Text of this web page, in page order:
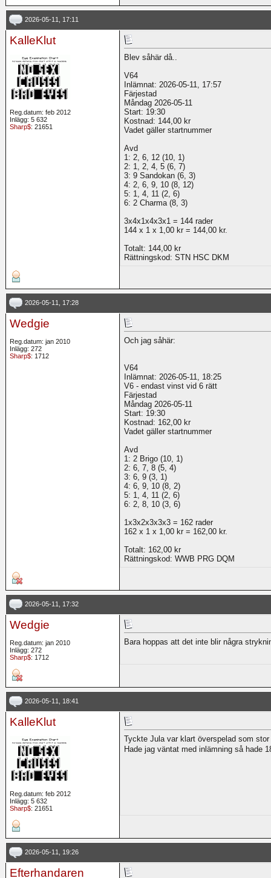
2026-05-11, 17:11
KalleKlut
Reg.datum: feb 2012
Inlägg: 5 632
Sharp$: 21651
Blev såhär då..
V64
Inlämnat: 2026-05-11, 17:57
Färjestad
Måndag 2026-05-11
Start: 19:30
Kostnad: 144,00 kr
Vadet gäller startnummer
Avd
1: 2, 6, 12 (10, 1)
2: 1, 2, 4, 5 (6, 7)
3: 9 Sandokan (6, 3)
4: 2, 6, 9, 10 (8, 12)
5: 1, 4, 11 (2, 6)
6: 2 Charma (8, 3)
3x4x1x4x3x1 = 144 rader
144 x 1 x 1,00 kr = 144,00 kr.
Totalt: 144,00 kr
Rättningskod: STN HSC DKM
2026-05-11, 17:28
Wedgie
Reg.datum: jan 2010
Inlägg: 272
Sharp$: 1712
Och jag såhär:
V64
Inlämnat: 2026-05-11, 18:25
V6 - endast vinst vid 6 rätt
Färjestad
Måndag 2026-05-11
Start: 19:30
Kostnad: 162,00 kr
Vadet gäller startnummer
Avd
1: 2 Brigo (10, 1)
2: 6, 7, 8 (5, 4)
3: 6, 9 (3, 1)
4: 6, 9, 10 (8, 2)
5: 1, 4, 11 (2, 6)
6: 2, 8, 10 (3, 6)
1x3x2x3x3x3 = 162 rader
162 x 1 x 1,00 kr = 162,00 kr.
Totalt: 162,00 kr
Rättningskod: WWB PRG DQM
2026-05-11, 17:32
Wedgie
Reg.datum: jan 2010
Inlägg: 272
Sharp$: 1712
Bara hoppas att det inte blir några
2026-05-11, 18:41
KalleKlut
Reg.datum: feb 2012
Inlägg: 5 632
Sharp$: 21651
Tyckte Jula var klart överspelad som
Hade jag väntat med inlämning så hade
2026-05-11, 19:26
Efterhandaren